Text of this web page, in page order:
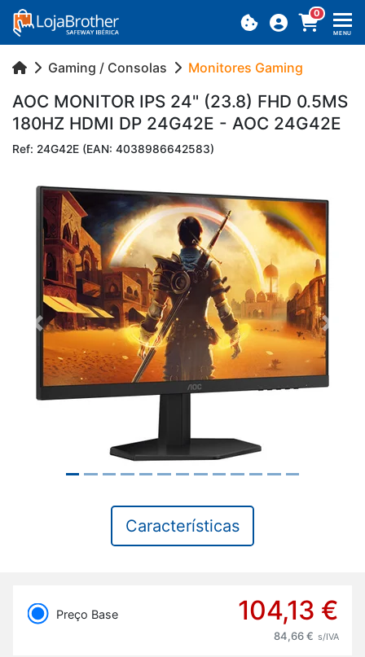
0
MENU
Gaming / Consolas Monitores Gaming
AOC MO­NITOR IPS 24" (23.8) FHD 0.5MS
180HZ HDMI DP 24G42E - AOC 24G42E
Ref: 24G42E (EAN: 4038986642583)
Previous Next
Características
Preço Base 104,13 €
84,66 € s/IVA